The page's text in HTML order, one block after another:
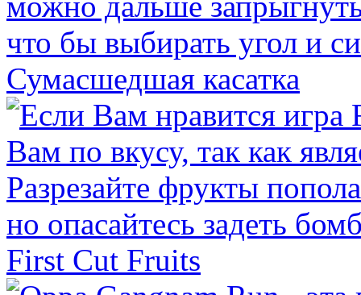
Сумасшедшая касатка
First Cut Fruits